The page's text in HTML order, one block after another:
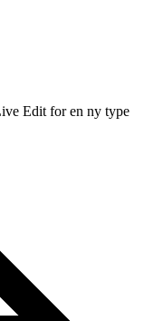
Edit for en ny type